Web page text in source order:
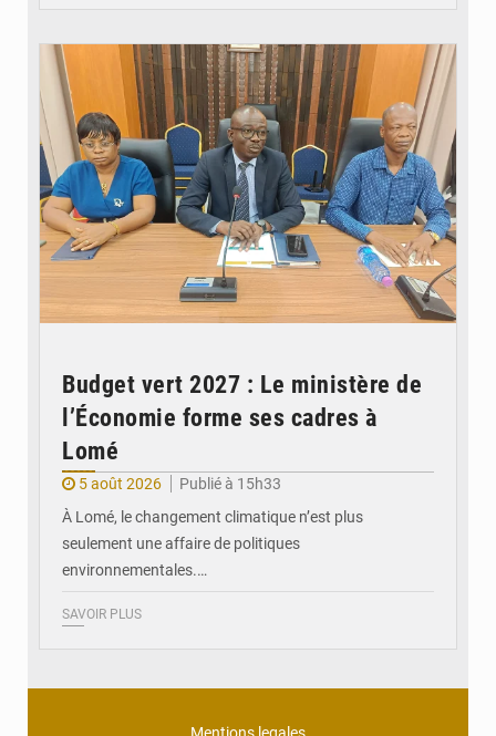
Budget vert 2027 : Le ministère de
l’Économie forme ses cadres à
Lomé
5 août 2026
Publié à 15h33
À Lomé, le changement climatique n’est plus
seulement une affaire de politiques
environnementales.…
SAVOIR PLUS
Mentions legales